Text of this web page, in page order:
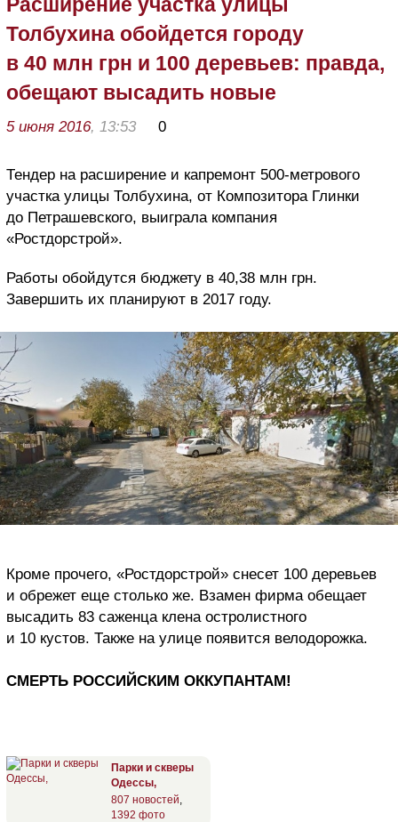
Толбухина обойдется городу
в 40 млн грн и 100 деревьев: правда,
обещают высадить новые
5 июня 2016, 13:53 0
Тендер на расширение и капремонт 500-метрового
участка улицы Толбухина, от Композитора Глинки
до Петрашевского, выиграла компания
«Ростдорстрой».
Работы обойдутся бюджету в 40,38 млн грн.
Завершить их планируют в 2017 году.
Кроме прочего, «Ростдорстрой» снесет 100 деревьев
и обрежет еще столько же. Взамен фирма обещает
высадить 83 саженца клена остролистного
и 10 кустов. Также на улице появится велодорожка.
СМЕРТЬ РОССИЙСКИМ ОККУПАНТАМ!
Парки и скверы
Одессы,
807 новостей
1392 фото